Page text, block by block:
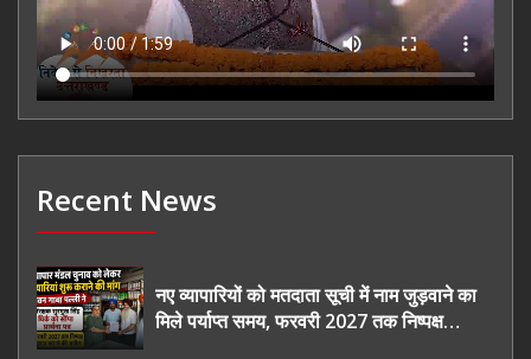
Recent News
नए व्यापारियों को मतदाता सूची में नाम जुड़वाने का
मिले पर्याप्त समय, फरवरी 2027 तक निष्पक्ष